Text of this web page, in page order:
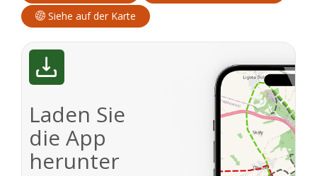
Siehe auf der Karte
Laden Sie
die App
herunter